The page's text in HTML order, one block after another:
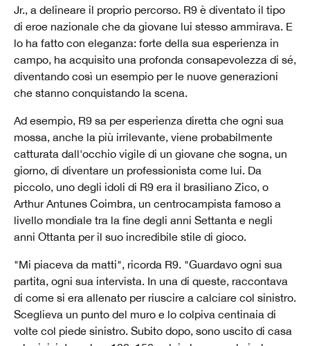
Jr., a delineare il proprio percorso. R9 è diventato il tipo
di eroe nazionale che da giovane lui stesso ammirava. E
lo ha fatto con eleganza: forte della sua esperienza in
campo, ha acquisito una profonda consapevolezza di sé,
diventando così un esempio per le nuove generazioni
che stanno conquistando la scena.
Ad esempio, R9 sa per esperienza diretta che ogni sua
mossa, anche la più irrilevante, viene probabilmente
catturata dall'occhio vigile di un giovane che sogna, un
giorno, di diventare un professionista come lui. Da
piccolo, uno degli idoli di R9 era il brasiliano Zico, o
Arthur Antunes Coimbra, un centrocampista famoso a
livello mondiale tra la fine degli anni Settanta e negli
anni Ottanta per il suo incredibile stile di gioco.
"Mi piaceva da matti", ricorda R9. "Guardavo ogni sua
partita, ogni sua intervista. In una di queste, raccontava
di come si era allenato per riuscire a calciare col sinistro.
Sceglieva un punto del muro e lo colpiva centinaia di
volte col piede sinistro. Subito dopo, sono uscito di casa